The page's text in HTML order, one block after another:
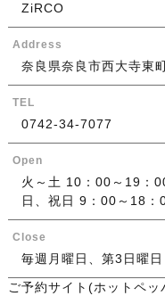
ZiRCO
Address
奈良県奈良市西大寺東
TEL
0742-34-7077
Open
火～土 10：00～19：
日、祝日 9：00～18：
Close
毎週月曜日、第3日曜日
ご予約サイト(ホットペ